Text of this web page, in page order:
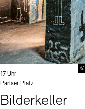
©
Uhrzeit:
17 Uhr
Standort
Pariser Platz
Bilderkeller